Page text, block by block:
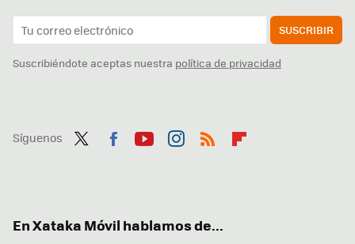
SUSCRIBIR
Suscribiéndote aceptas nuestra política de privacidad
Síguenos
En Xataka Móvil hablamos de...